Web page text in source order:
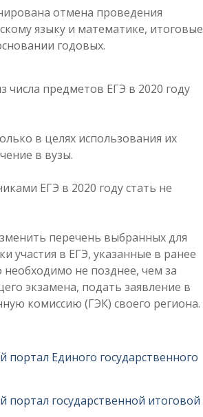
отмена проведения
языку и математике, итоговые
годовых.
числа предметов ЕГЭ в 2020 году
в целях использования их
в вузы.
ЕГЭ в 2020 году стать не
перечень выбранных для
участия в ЕГЭ, указанные в ранее
необходимо не позднее, чем за
экзамена, подать заявление в
комиссию (ГЭК) своего региона.
Единого государственного
государственной итоговой